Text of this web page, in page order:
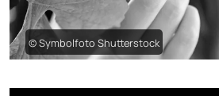
© Symbolfoto Shutterstock